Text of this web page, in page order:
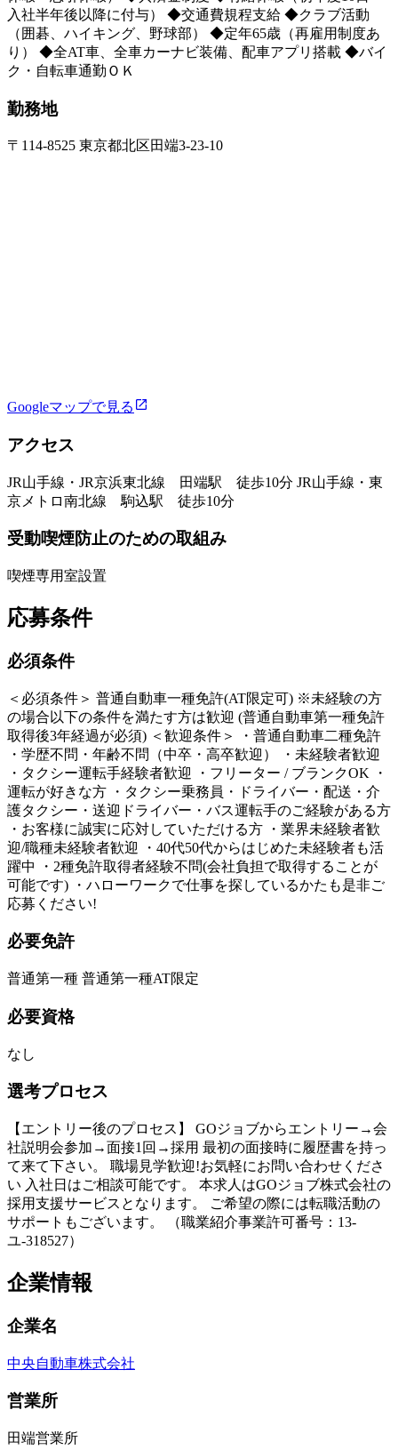
入社半年後以降に付与） ◆交通費規程支給 ◆クラブ活動
（囲碁、ハイキング、野球部） ◆定年65歳（再雇用制度あ
り） ◆全AT車、全車カーナビ装備、配車アプリ搭載 ◆バイ
ク・自転車通勤ＯＫ
勤務地
〒114-8525 東京都北区田端3-23-10
Googleマップで見る
アクセス
JR山手線・JR京浜東北線 田端駅 徒歩10分 JR山手線・東
京メトロ南北線 駒込駅 徒歩10分
受動喫煙防止のための取組み
喫煙専用室設置
応募条件
必須条件
＜必須条件＞ 普通自動車一種免許(AT限定可) ※未経験の方
の場合以下の条件を満たす方は歓迎 (普通自動車第一種免許
取得後3年経過が必須) ＜歓迎条件＞ ・普通自動車二種免許
・学歴不問・年齢不問（中卒・高卒歓迎） ・未経験者歓迎
・タクシー運転手経験者歓迎 ・フリーター / ブランクOK ・
運転が好きな方 ・タクシー乗務員・ドライバー・配送・介
護タクシー・送迎ドライバー・バス運転手のご経験がある方
・お客様に誠実に応対していただける方 ・業界未経験者歓
迎/職種未経験者歓迎 ・40代50代からはじめた未経験者も活
躍中 ・2種免許取得者経験不問(会社負担で取得することが
可能です) ・ハローワークで仕事を探しているかたも是非ご
応募ください!
必要免許
普通第一種 普通第一種AT限定
必要資格
なし
選考プロセス
【エントリー後のプロセス】 GOジョブからエントリー→会
社説明会参加→面接1回→採用 最初の面接時に履歴書を持っ
て来て下さい。 職場見学歓迎!お気軽にお問い合わせくださ
い 入社日はご相談可能です。 本求人はGOジョブ株式会社の
採用支援サービスとなります。 ご希望の際には転職活動の
サポートもございます。 （職業紹介事業許可番号：13-
ユ-318527）
企業情報
企業名
中央自動車株式会社
営業所
田端営業所